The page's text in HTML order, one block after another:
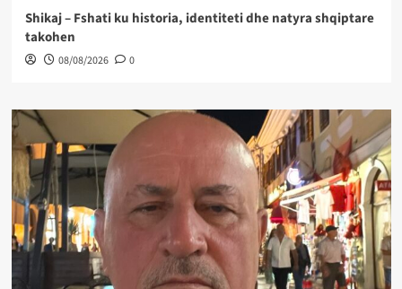
Shikaj – Fshati ku historia, identiteti dhe natyra shqiptare
takohen
08/08/2026 0